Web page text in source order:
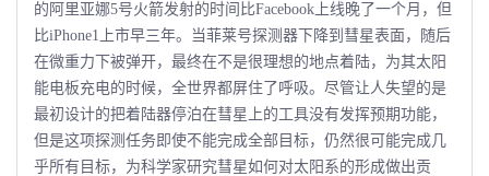
的阿里亚娜5号火箭发射的时间比Facebook上线晚了一个月，但
比iPhone1上市早三年。当菲莱号探测器下降到彗星表面，随后
在微重力下被弹开，最终在不是很理想的地点着陆，为其太阳
能电板充电的时候，全世界都屏住了呼吸。尽管让人失望的是
最初设计的把着陆器停泊在彗星上的工具没有发挥预期功能，
但是这项探测任务即使不能完成全部目标，仍然很可能完成几
乎所有目标，为科学家研究彗星如何对太阳系的形成做出贡